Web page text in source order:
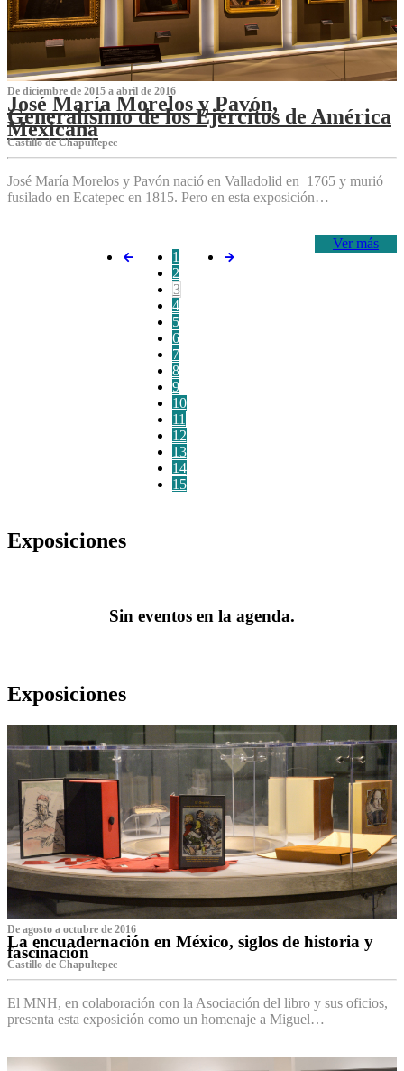
De diciembre de 2015 a abril de 2016
José María Morelos y Pavón,
Generalísimo de los Ejércitos de América
Mexicana
C‌astillo de Chapultepec
José María Morelos y Pavón nació en Valladolid en 1765 y murió
fusilado en Ecatepec en 1815. Pero en esta exposición…
Ver más
1
2
3
4
5
6
7
8
9
10
11
12
13
14
15
Exposiciones
Sin eventos en la agenda.
Exposiciones
De agosto a octubre de 2016
La encuadernación en México, siglos de historia y
fascinación
Castillo de Chapultepec
El MNH, en colaboración con la Asociación del libro y sus oficios,
presenta esta exposición como un homenaje a Miguel…